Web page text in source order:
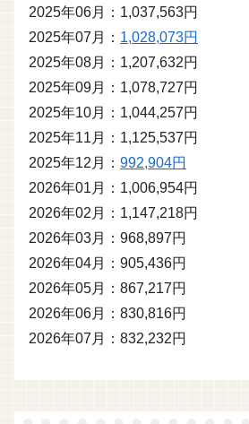
2025年06月：1,037,563円
2025年07月： 1,028,073円
2025年08月：1,207,632円
2025年09月：1,078,727円
2025年10月：1,044,257円
2025年11月：1,125,537円
2025年12月： 992,904円
2026年01月：1,006,954円
2026年02月：1,147,218円
2026年03月：968,897円
2026年04月：905,436円
2026年05月：867,217円
2026年06月：830,816円
2026年07月：832,232円